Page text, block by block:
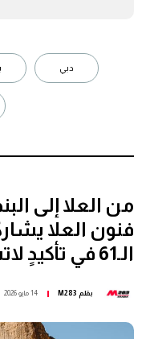
دبي
فنون العلا
الـ61 في تأكيدٍ لاتساع حضورها العالمي
بقلم M283 14 مايو 2026